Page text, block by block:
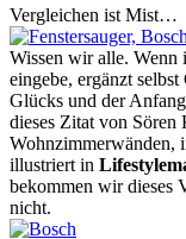
Vergleichen ist Mist…
Wissen wir alle. Wenn
eingebe, ergänzt
Glücks und der
dieses Zitat von
Wohnzimmerwänden,
illustriert in
bekommen wir dieses
nicht.